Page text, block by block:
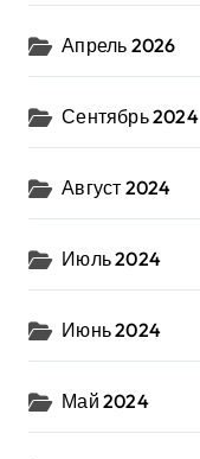
Апрель 2026
Сентябрь 2024
Август 2024
Июль 2024
Июнь 2024
Май 2024